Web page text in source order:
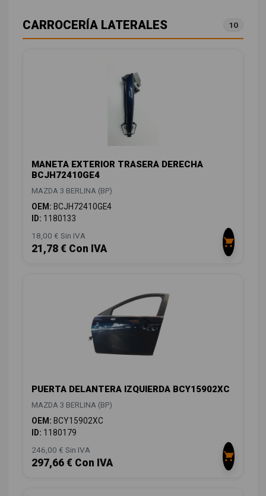
CARROCERÍA LATERALES 10
MANETA EXTERIOR TRASERA DERECHA
BCJH72410GE4
MAZDA 3 BERLINA (BP)
OEM: BCJH72410GE4
ID: 1180133
18,00 € Sin IVA
21,78 € Con IVA
PUERTA DELANTERA IZQUIERDA BCY15902XC
MAZDA 3 BERLINA (BP)
OEM: BCY15902XC
ID: 1180179
246,00 € Sin IVA
297,66 € Con IVA